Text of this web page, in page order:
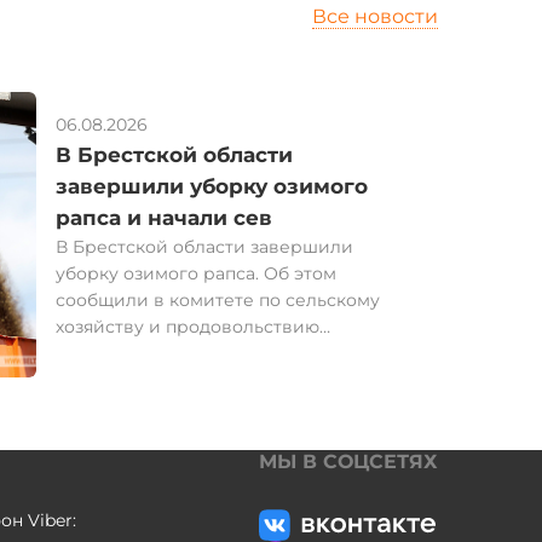
Все новости
06.08.2026
В Брестской области
завершили уборку озимого
рапса и начали сев
В Брестской области завершили
уборку озимого рапса. Об этом
сообщили в комитете по сельскому
хозяйству и продовольствию
прошлого года сельхозпредприятия
6,5 ц/га. "Вспаханы под сев озимого
Viber:
МЫ В СОЦСЕТЯХ